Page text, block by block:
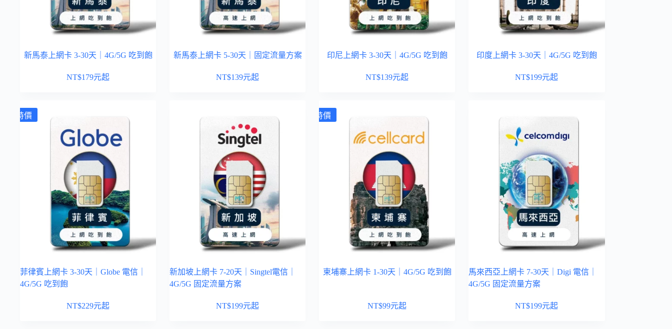
新馬泰上網卡 3-30天｜4G/5G 吃到飽
NT$179元起
新馬泰上網卡 5-30天｜固定流量方案
NT$139元起
印尼上網卡 3-30天｜4G/5G 吃到飽
NT$139元起
印度上網卡 3-30天｜4G/5G 吃到飽
NT$199元起
特價
菲律賓上網卡 3-30天｜Globe 電信｜
4G/5G 吃到飽
NT$229元起
新加坡上網卡 7-20天｜Singtel電信｜
4G/5G 固定流量方案
NT$199元起
特價
柬埔寨上網卡 1-30天｜4G/5G 吃到飽
NT$99元起
馬來西亞上網卡 7-30天｜Digi 電信｜
4G/5G 固定流量方案
NT$199元起